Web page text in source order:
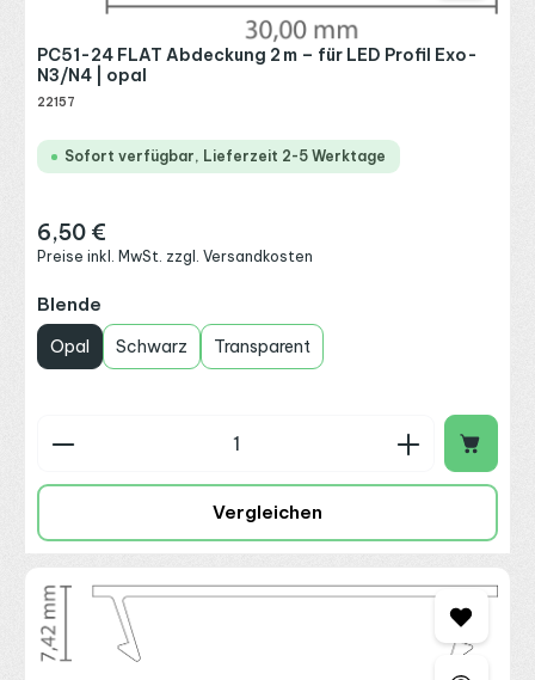
PC51-24 FLAT Abdeckung 2 m – für LED Profil Exo-
N3/N4 | opal
22157
Sofort verfügbar, Lieferzeit 2-5 Werktage
Regulärer Preis:
6,50 €
Preise inkl. MwSt. zzgl. Versandkosten
Blende
Opal Schwarz Transparent
Produkt Anzahl: Gib den gewünschten Wert
Vergleichen